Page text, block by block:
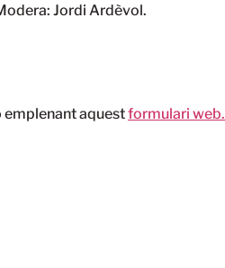
Jordi Ardèvol.
emplenant aquestformulari web.